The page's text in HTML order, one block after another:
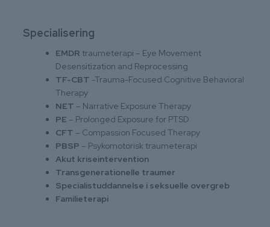
Specialisering
EMDR traumeterapi – Eye Movement
Desensitization and Reprocessing
TF-CBT -Trauma-Focused Cognitive Behavioral
Therapy
NET – Narrative Exposure Therapy
PE – Prolonged Exposure for PTSD
CFT – Compassion Focused Therapy
PBSP – Psykomotorisk traumeterapi
Akut kriseintervention
Transgenerationelle traumer
Specialistuddannelse i seksuelle overgreb
Familieterapi